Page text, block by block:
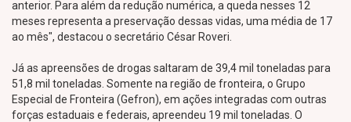
anterior. Para além da redução numérica, a queda nesses 12
meses representa a preservação dessas vidas, uma média de 17
ao mês", destacou o secretário César Roveri.
Já as apreensões de drogas saltaram de 39,4 mil toneladas para
51,8 mil toneladas. Somente na região de fronteira, o Grupo
Especial de Fronteira (Gefron), em ações integradas com outras
forças estaduais e federais, apreendeu 19 mil toneladas. O